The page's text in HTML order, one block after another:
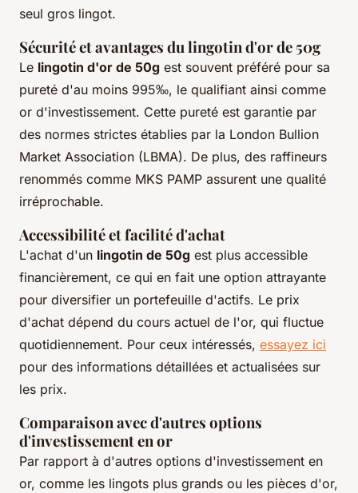
seul gros lingot.
Sécurité et avantages du lingotin d'or de 50g
Le lingotin d'or de 50g est souvent préféré pour sa
pureté d'au moins 995‰, le qualifiant ainsi comme
or d'investissement. Cette pureté est garantie par
des normes strictes établies par la London Bullion
Market Association (LBMA). De plus, des raffineurs
renommés comme MKS PAMP assurent une qualité
irréprochable.
Accessibilité et facilité d'achat
L'achat d'un lingotin de 50g est plus accessible
financièrement, ce qui en fait une option attrayante
pour diversifier un portefeuille d'actifs. Le prix
d'achat dépend du cours actuel de l'or, qui fluctue
quotidiennement. Pour ceux intéressés, essayez ici
pour des informations détaillées et actualisées sur
les prix.
Comparaison avec d'autres options
d'investissement en or
Par rapport à d'autres options d'investissement en
or, comme les lingots plus grands ou les pièces d'or,